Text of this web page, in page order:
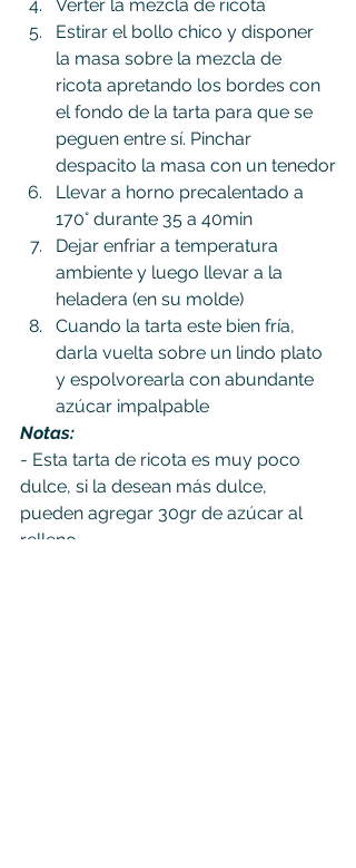
Verter la mezcla de ricota
Estirar el bollo chico y disponer
la masa sobre la mezcla de
ricota apretando los bordes con
el fondo de la tarta para que se
peguen entre sí. Pinchar
despacito la masa con un tenedor
Llevar a horno precalentado a
170° durante 35 a 40min
Dejar enfriar a temperatura
ambiente y luego llevar a la
heladera (en su molde)
Cuando la tarta este bien fría,
darla vuelta sobre un lindo plato
y espolvorearla con abundante
azúcar impalpable
Notas:
- Esta tarta de ricota es muy poco
dulce, si la desean más dulce,
pueden agregar 30gr de azúcar al
relleno